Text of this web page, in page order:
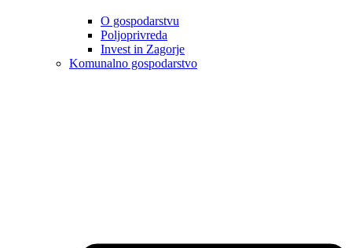
O gospodarstvu
Poljoprivreda
Invest in Zagorje
Komunalno gospodarstvo